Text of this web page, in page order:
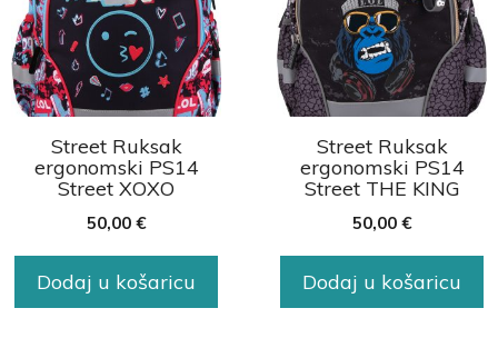
Street Ruksak
ergonomski PS14
Street XOXO
50,00 €
Dodaj u košaricu
Street Ruksak
ergonomski PS14
Street THE KING
50,00 €
Dodaj u košaricu